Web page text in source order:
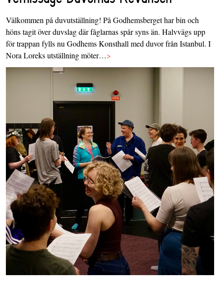
Välkommen på duvutställning! På Godhemsberget har bin och
höns tagit över duvslag där fåglarnas spår syns än. Halvvägs upp
för trappan fylls nu Godhems Konsthall med duvor från Istanbul. I
Nora Loreks utställning möter…>